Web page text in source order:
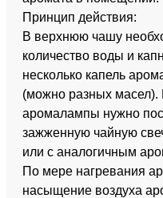
Принцип действия:
В верхнюю чашу
количество воды и
несколько капель
(можно разных
аромалампы нужно
зажженную чайную
или с аналогичным
По мере нагревания
насыщение воздуха